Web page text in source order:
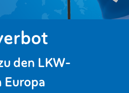
den LKW-